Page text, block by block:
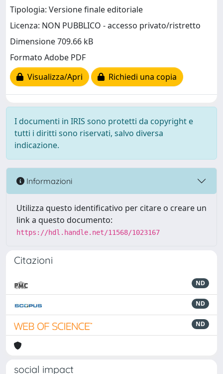
Tipologia: Versione finale editoriale
Licenza: NON PUBBLICO - accesso privato/ristretto
Dimensione 709.66 kB
Formato Adobe PDF
Visualizza/Apri
Richiedi una copia
I documenti in IRIS sono protetti da copyright e
tutti i diritti sono riservati, salvo diversa
indicazione.
Informazioni
Utilizza questo identificativo per citare o creare un
link a questo documento:
https://hdl.handle.net/11568/1023167
Citazioni
ND
ND
ND
social impact